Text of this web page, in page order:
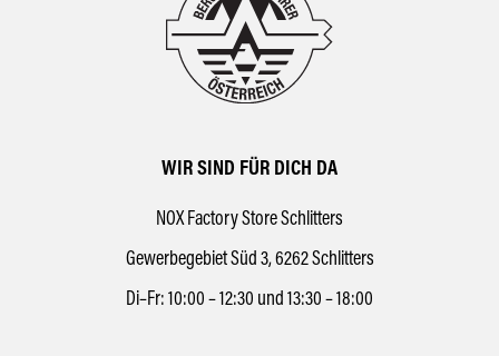
WIR SIND FÜR DICH DA
NOX Factory Store Schlitters
Gewerbegebiet Süd 3, 6262 Schlitters
Di–Fr: 10:00 – 12:30 und 13:30 – 18:00